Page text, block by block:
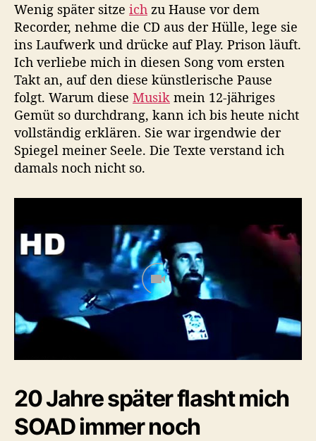
i
a
n
Wenig später sitze ich zu Hause vor dem
Recorder, nehme die CD aus der Hülle, lege sie
ins Laufwerk und drücke auf Play. Prison läuft.
Ich verliebe mich in diesen Song vom ersten
Takt an, auf den diese künstlerische Pause
folgt. Warum diese Musik mein 12-jähriges
Gemüt so durchdrang, kann ich bis heute nicht
vollständig erklären. Sie war irgendwie der
Spiegel meiner Seele. Die Texte verstand ich
damals noch nicht so.
20 Jahre später flasht mich
SOAD immer noch